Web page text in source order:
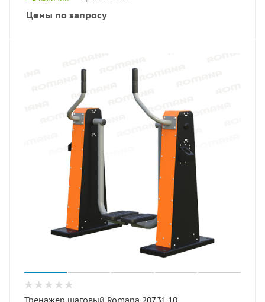
Цены по запросу